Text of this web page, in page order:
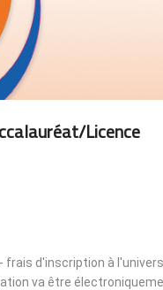
licence
d'inscription à
va être